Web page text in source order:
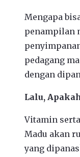
Mengapa
penampilan
pedagang
dengan
Lalu,
Vitamin
Madu akan
yang